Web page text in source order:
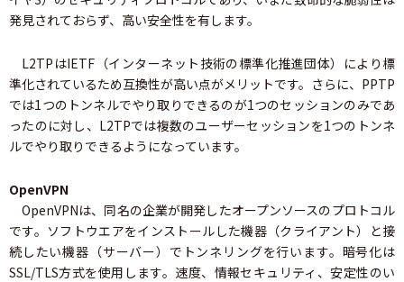
発見されておらず、高い安全性を有します。
L2TPはIETF（インターネット技術の標準化推進団体）により標
準化されているため互換性が高い点がメリットです。さらに、PPTP
では1つのトンネルでやり取りできるのが1つのセッションのみであ
ったのに対し、L2TPでは複数のユーザーセッションを1つのトンネ
ルでやり取りできるようになっています。
OpenVPN
OpenVPNは、同名の企業が開発したオープンソースのプロトコル
です。ソフトウエアをインストールした機器（クライアント）と接
続したい機器（サーバー）でトンネリングを行います。暗号化は
SSL/TLS方式を使用します。速度、情報セキュリティ、安定性のい